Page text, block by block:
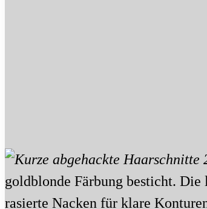
goldblonde Färbung besticht.
rasierte Nacken für klare